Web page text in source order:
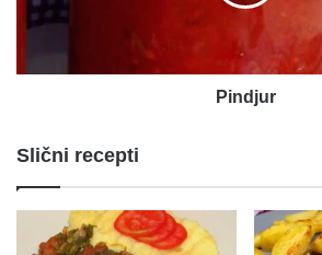
Pindjur
Slični recepti